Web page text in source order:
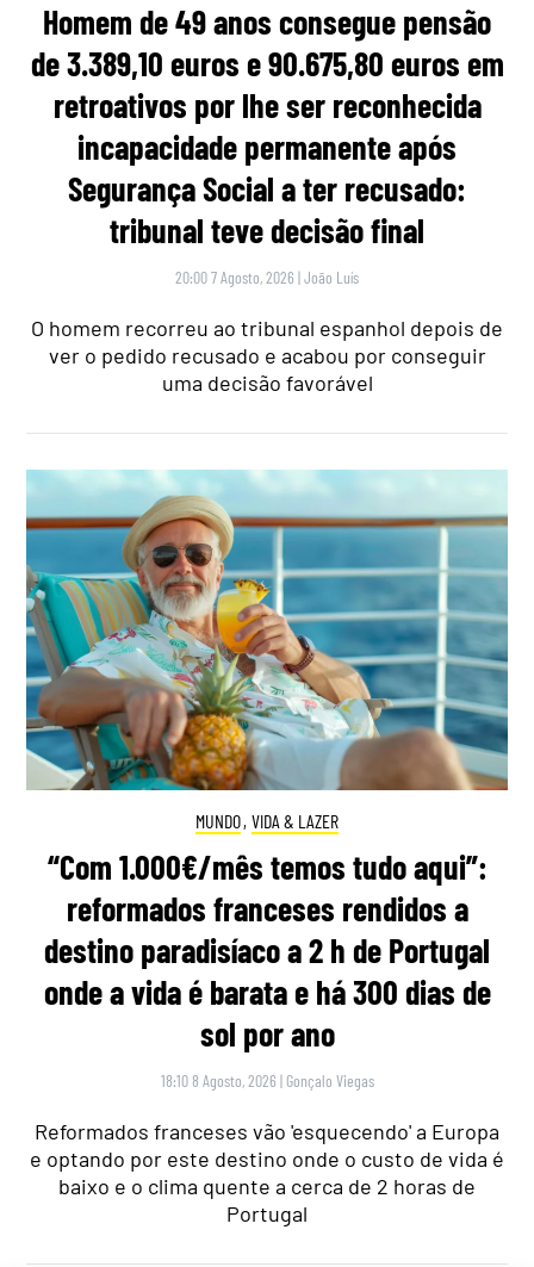
Homem de 49 anos consegue pensão
de 3.389,10 euros e 90.675,80 euros em
retroativos por lhe ser reconhecida
incapacidade permanente após
Segurança Social a ter recusado:
tribunal teve decisão final
20:00 7 Agosto, 2026 |João Luís
O homem recorreu ao tribunal espanhol depois de
ver o pedido recusado e acabou por conseguir
uma decisão favorável
MUNDO, VIDA & LAZER
“Com 1.000€/mês temos tudo aqui”:
reformados franceses rendidos a
destino paradisíaco a 2 h de Portugal
onde a vida é barata e há 300 dias de
sol por ano
18:10 8 Agosto, 2026 | Gonçalo Viegas
Reformados franceses vão 'esquecendo' a Europa
e optando por este destino onde o custo de vida é
baixo e o clima quente a cerca de 2 horas de
Portugal